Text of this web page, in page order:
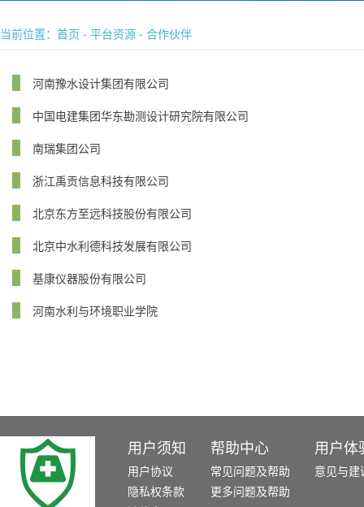
当前位置： 首页 - 平台资源 - 合作伙伴
河南豫水设计集团有限公司
中国电建集团华东勘测设计研究院有限公司
南瑞集团公司
浙江禹贡信息科技有限公司
北京东方至远科技股份有限公司
北京中水利德科技发展有限公司
基康仪器股份有限公司
河南水利与环境职业学院
用户须知
用户协议
隐私权条款
帮助中心
常见问题及帮助
更多问题及帮助
用户体
意见与建